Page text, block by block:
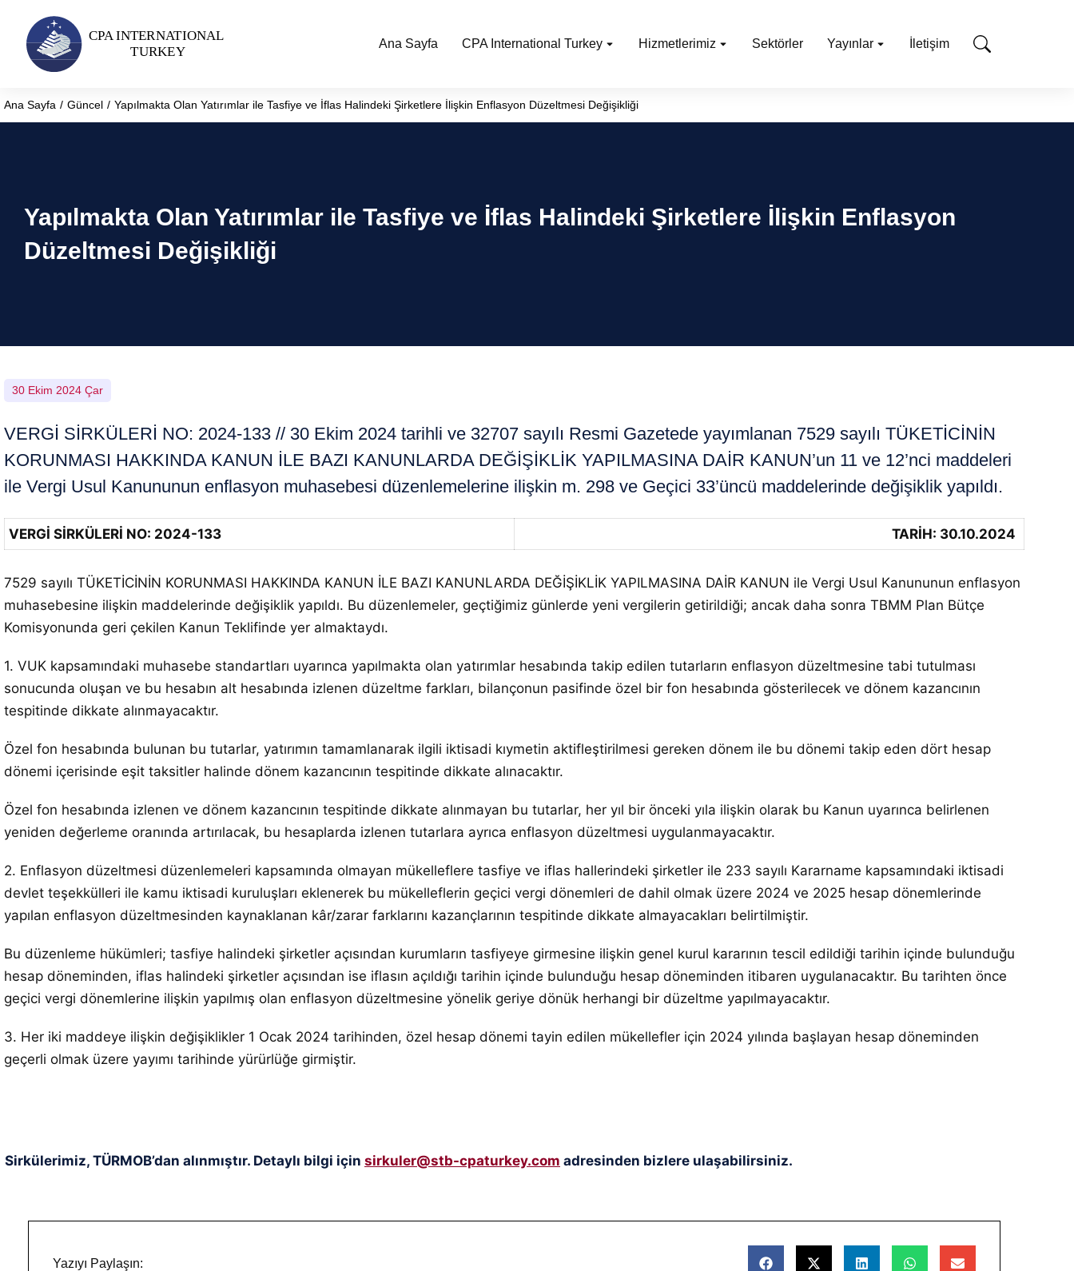
Ana Sayfa CPA International Turkey Hizmetlerimiz Sektörler Yayınlar İletişim
You are here:
Ana Sayfa Güncel Yapılmakta Olan Yatırımlar ile Tasfiye ve İflas Halindeki Şirketlere İlişkin Enflasyon Düzeltmesi Değişikliği
Yapılmakta Olan Yatırımlar ile Tasfiye ve İflas Halindeki Şirketlere İlişkin Enflasyon
Düzeltmesi Değişikliği
30 Ekim 2024 Çar
VERGİ SİRKÜLERİ NO: 2024-133 // 30 Ekim 2024 tarihli ve 32707 sayılı Resmi Gazetede yayımlanan 7529 sayılı TÜKETİCİNİN
KORUNMASI HAKKINDA KANUN İLE BAZI KANUNLARDA DEĞİŞİKLİK YAPILMASINA DAİR KANUN’un 11 ve 12’nci maddeleri
ile Vergi Usul Kanununun enflasyon muhasebesi düzenlemelerine ilişkin m. 298 ve Geçici 33’üncü maddelerinde değişiklik yapıldı.
VERGİ SİRKÜLERİ NO: 2024-133 TARİH: 30.10.2024
7529 sayılı TÜKETİCİNİN KORUNMASI HAKKINDA KANUN İLE BAZI KANUNLARDA DEĞİŞİKLİK YAPILMASINA DAİR KANUN ile Vergi Usul Kanununun enflasyon
muhasebesine ilişkin maddelerinde değişiklik yapıldı. Bu düzenlemeler, geçtiğimiz günlerde yeni vergilerin getirildiği; ancak daha sonra TBMM Plan Bütçe
Komisyonunda geri çekilen Kanun Teklifinde yer almaktaydı.
1. VUK kapsamındaki muhasebe standartları uyarınca yapılmakta olan yatırımlar hesabında takip edilen tutarların enflasyon düzeltmesine tabi tutulması
sonucunda oluşan ve bu hesabın alt hesabında izlenen düzeltme farkları, bilançonun pasifinde özel bir fon hesabında gösterilecek ve dönem kazancının
tespitinde dikkate alınmayacaktır.
Özel fon hesabında bulunan bu tutarlar, yatırımın tamamlanarak ilgili iktisadi kıymetin aktifleştirilmesi gereken dönem ile bu dönemi takip eden dört hesap
dönemi içerisinde eşit taksitler halinde dönem kazancının tespitinde dikkate alınacaktır.
Özel fon hesabında izlenen ve dönem kazancının tespitinde dikkate alınmayan bu tutarlar, her yıl bir önceki yıla ilişkin olarak bu Kanun uyarınca belirlenen
yeniden değerleme oranında artırılacak, bu hesaplarda izlenen tutarlara ayrıca enflasyon düzeltmesi uygulanmayacaktır.
2. Enflasyon düzeltmesi düzenlemeleri kapsamında olmayan mükelleflere tasfiye ve iflas hallerindeki şirketler ile 233 sayılı Kararname kapsamındaki iktisadi
devlet teşekkülleri ile kamu iktisadi kuruluşları eklenerek bu mükelleflerin geçici vergi dönemleri de dahil olmak üzere 2024 ve 2025 hesap dönemlerinde
yapılan enflasyon düzeltmesinden kaynaklanan kâr/zarar farklarını kazançlarının tespitinde dikkate almayacakları belirtilmiştir.
Bu düzenleme hükümleri; tasfiye halindeki şirketler açısından kurumların tasfiyeye girmesine ilişkin genel kurul kararının tescil edildiği tarihin içinde bulunduğu
hesap döneminden, iflas halindeki şirketler açısından ise iflasın açıldığı tarihin içinde bulunduğu hesap döneminden itibaren uygulanacaktır. Bu tarihten önce
geçici vergi dönemlerine ilişkin yapılmış olan enflasyon düzeltmesine yönelik geriye dönük herhangi bir düzeltme yapılmayacaktır.
3. Her iki maddeye ilişkin değişiklikler 1 Ocak 2024 tarihinden, özel hesap dönemi tayin edilen mükellefler için 2024 yılında başlayan hesap döneminden
geçerli olmak üzere yayımı tarihinde yürürlüğe girmiştir.
Sirkülerimiz, TÜRMOB’dan alınmıştır. Detaylı bilgi için sirkuler@stb-cpaturkey.com adresinden bizlere ulaşabilirsiniz.
Yazıyı Paylaşın: